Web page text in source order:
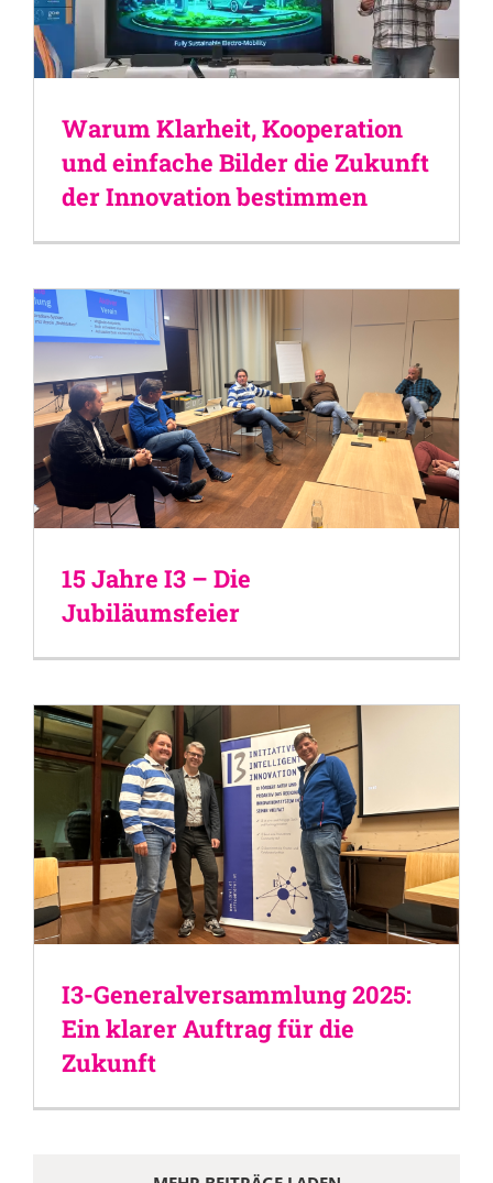
Warum Klarheit, Kooperation
und einfache Bilder die Zukunft
der Innovation bestimmen
15 Jahre I3 – Die
Jubiläumsfeier
I3-Generalversammlung 2025:
Ein klarer Auftrag für die
Zukunft